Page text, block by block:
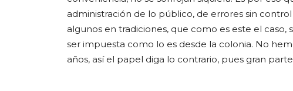
administración de lo público, de errores sin
algunos en tradiciones, que como es este el caso,
ser impuesta como lo es desde la colonia. No
años, así el papel diga lo contrario, pues gran